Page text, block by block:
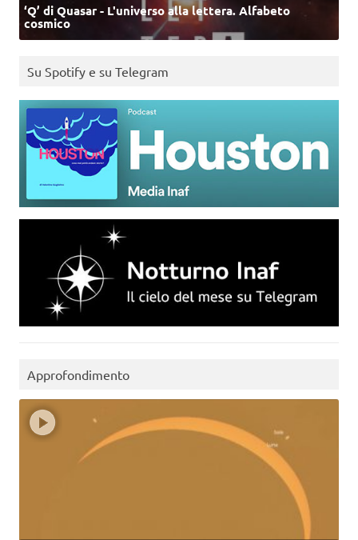
‘Q’ di Quasar - L'universo alla lettera. Alfabeto
cosmico
Su Spotify e su Telegram
Approfondimento